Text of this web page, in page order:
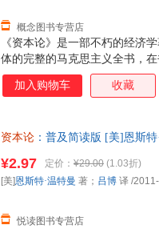
《资本论》是一部不朽的经济
体的完整的马克思主义全书，
唯物论和剩余价值理论得到了
石的经济学巨著，就是历史唯
危机看似一下子把资本主义世
在我们这个时代马克思并没有
找到关于这次经济危机的原因
概念图书专营店
加入购物车 收藏
资本论 ：普及简读版 [美]恩斯
¥2.97 定价： ¥29.00 (1.03折)
悦读图书专营店
[美]恩斯特·温特曼 著； 吕博 译 /